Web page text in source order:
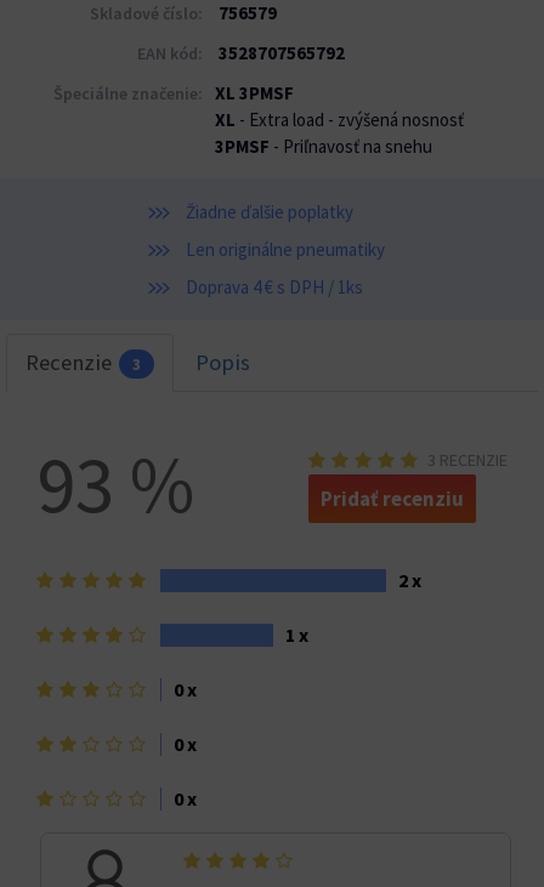
Skladové číslo: 756579
EAN kód: 3528707565792
Špeciálne značenie:
XL 3PMSF
XL - Extra load - zvýšená nosnosť
3PMSF - Priľnavosť na snehu
Žiadne ďalšie poplatky
Len originálne pneumatiky
Doprava 4 € s DPH / 1ks
Recenzie 3 Popis
93 % 3 RECENZIE
Pridať recenziu
5
2 x
4
1 x
3
0 x
2
0 x
1
0 x